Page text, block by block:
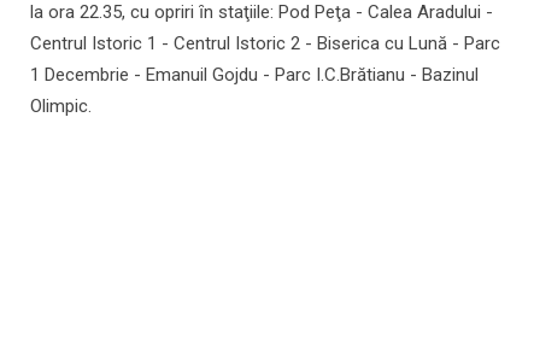
la ora 22.35, cu opriri ȋn staţiile: Pod Peţa - Calea Aradului -
Centrul Istoric 1 - Centrul Istoric 2 - Biserica cu Lună - Parc
1 Decembrie - Emanuil Gojdu - Parc I.C.Brătianu - Bazinul
Olimpic.